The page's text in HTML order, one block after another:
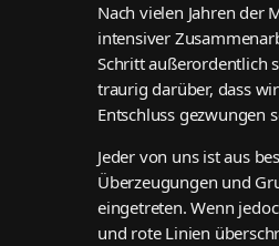
Nach vielen Jahren der
intensiver
Schritt außerordentlich
traurig darüber, dass
Entschluss gezwungen
Jeder von uns ist aus
Überzeugungen und
eingetreten. Wenn
und rote Linien